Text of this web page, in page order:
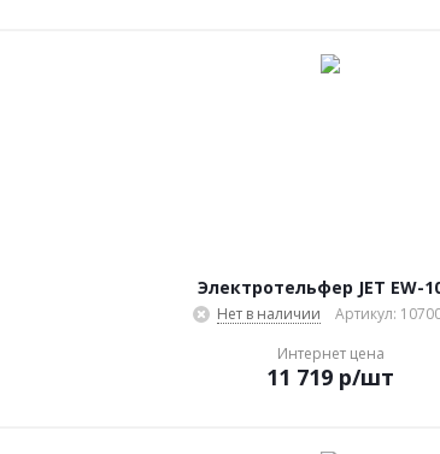
Электротельфер JET EW-
Нет в наличии
Артикул:
Интернет цена
11 719 р/шт